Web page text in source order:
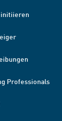
Professionals